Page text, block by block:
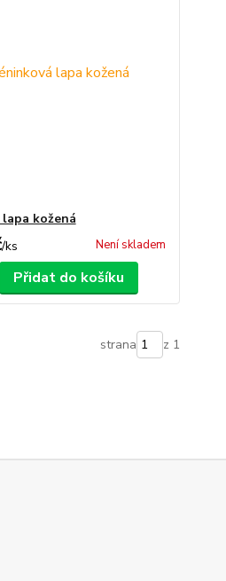
kožená
/ks Není skladem
Přidat do košíku
strana z 1